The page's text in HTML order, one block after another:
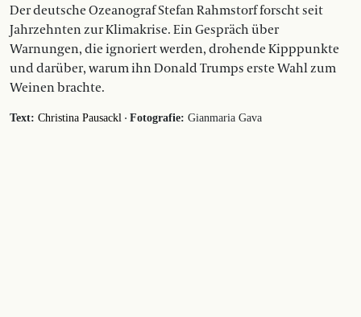
Der deutsche Ozeanograf Stefan Rahmstorf forscht seit
Jahrzehnten zur Klimakrise. Ein Gespräch über
Warnungen, die ignoriert werden, drohende Kipppunkte
und darüber, warum ihn Donald Trumps erste Wahl zum
Weinen brachte.
Text: Christina Pausackl · Fotografie: Gianmaria Gava